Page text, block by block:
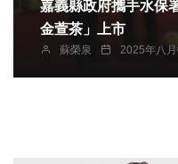
嘉義縣政府攜手水保
金萱茶」上市
蘇榮泉 2025年八月